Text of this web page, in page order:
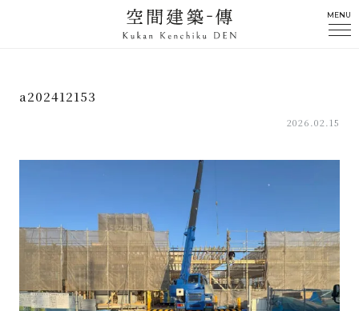
MENU
a202412153
2026.02.15